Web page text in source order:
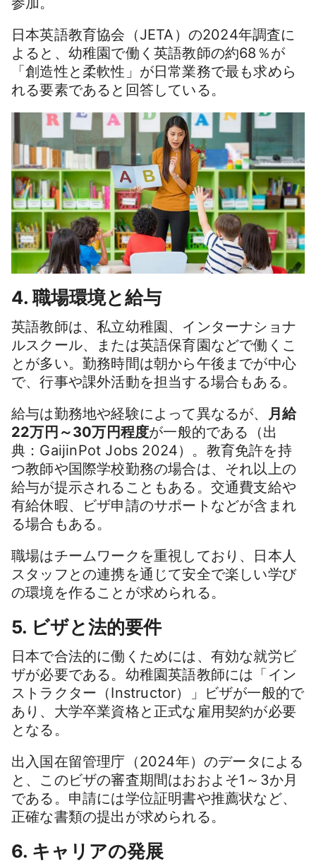
日本英語教育協会（JETA）の2024年調査に
よると、幼稚園で働く英語教師の約68％が
「創造性と柔軟性」が日常業務で最も求めら
れる要素であると回答している。
4. 職場環境と給与
英語教師は、私立幼稚園、インターナショナ
ルスクール、または英語保育園などで働くこ
とが多い。勤務時間は朝から午後までが中心
で、行事や課外活動を担当する場合もある。
給与は勤務地や経験によって異なるが、 月給
22万円～30万円程度が一般的である（出
典：GaijinPot Jobs 2024）。教育免許を持
つ教師や国際学校勤務の場合は、それ以上の
給与が提示されることもある。交通費支給や
有給休暇、ビザ申請のサポートなどが含まれ
る場合もある。
職場はチームワークを重視しており、日本人
スタッフとの連携を通じて安全で楽しい学び
の環境を作ることが求められる。
5. ビザと法的要件
日本で合法的に働くためには、有効な就労ビ
ザが必要である。幼稚園英語教師には「イン
ストラクター（Instructor）」ビザが一般的で
あり、大学卒業資格と正式な雇用契約が必要
となる。
出入国在留管理庁（2024年）のデータによる
と、このビザの審査期間はおおよそ1～3か月
である。申請には学位証明書や推薦状など、
正確な書類の提出が求められる。
6. キャリアの発展